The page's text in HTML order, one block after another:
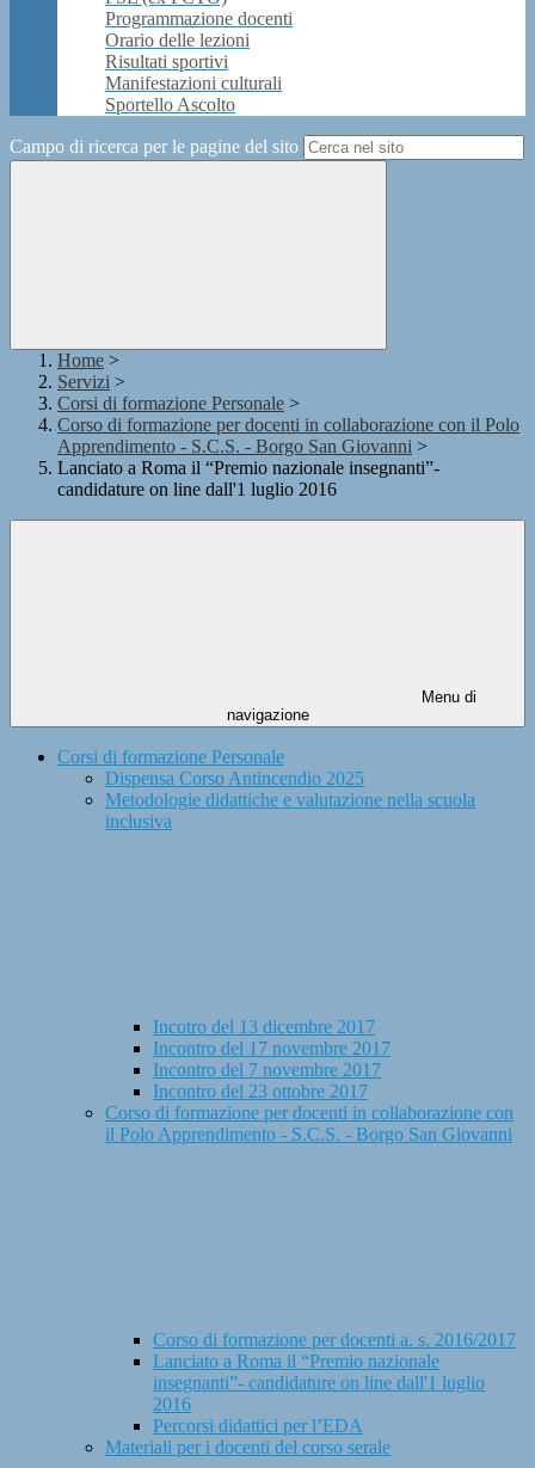
Programmazione docenti
Orario delle lezioni
Risultati sportivi
Manifestazioni culturali
Sportello Ascolto
Campo di ricerca per le pagine del sito
Home >
Servizi >
Corsi di formazione Personale >
Corso di formazione per docenti in collaborazione con il Polo
Apprendimento - S.C.S. - Borgo San Giovanni >
Lanciato a Roma il “Premio nazionale insegnanti”-
candidature on line dall'1 luglio 2016
Menu di
navigazione
Corsi di formazione Personale
Dispensa Corso Antincendio 2025
Metodologie didattiche e valutazione nella scuola
inclusiva
Incotro del 13 dicembre 2017
Incontro del 17 novembre 2017
Incontro del 7 novembre 2017
Incontro del 23 ottobre 2017
Corso di formazione per docenti in collaborazione con
il Polo Apprendimento - S.C.S. - Borgo San Giovanni
Corso di formazione per docenti a. s. 2016/2017
Lanciato a Roma il “Premio nazionale
insegnanti”- candidature on line dall'1 luglio
2016
Percorsi didattici per l’EDA
Materiali per i docenti del corso serale